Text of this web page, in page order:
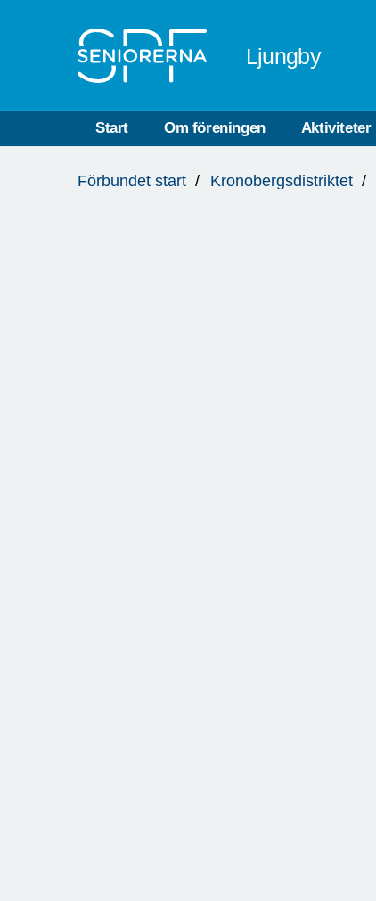
Ljungby
Start Om föreningen Aktiviteter
är
Förbundet start Kronobergsdistriktet